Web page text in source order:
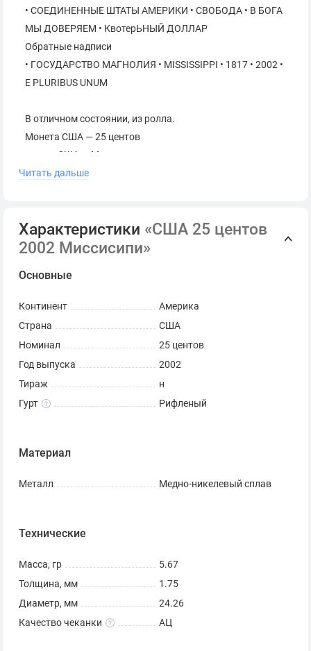
• СОЕДИНЕННЫЕ ШТАТЫ АМЕРИКИ • СВОБОДА • В БОГА
МЫ ДОВЕРЯЕМ • КвотерЬНЫЙ ДОЛЛАР
Обратные надписи
• ГОСУДАРСТВО МАГНОЛИЯ • MISSISSIPPI • 1817 • 2002 •
E PLURIBUS UNUM
В отличном состоянии, из ролла.
Монета США — 25 центов
штаты США — Миссисипи
Диаметр: 24.3 мм
Гурт: Рифлёный
Читать дальше
Характеристики «США 25 центов
2002 Миссисипи»
Основные
Континент
Америка
Страна
США
Номинал
25 центов
Год выпуска
2002
Тираж
н
Гурт
Рифленый
Материал
Металл Медно-никелевый сплав
Технические
Масса, гр
5.67
Толщина, мм
1.75
Диаметр, мм
24.26
Качество чеканки
АЦ